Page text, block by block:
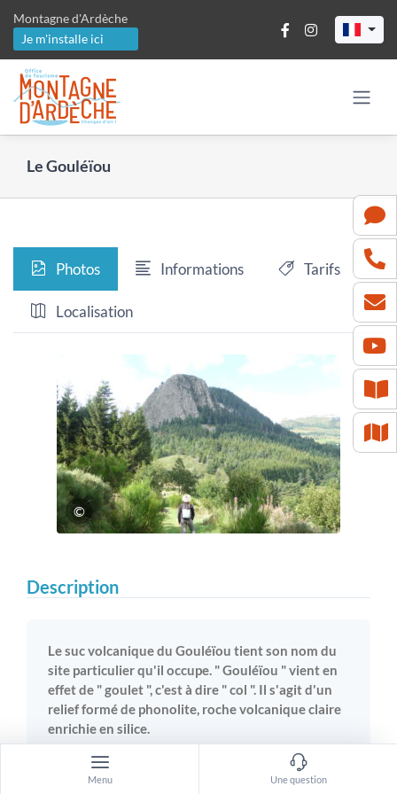
contenu
Montagne d'Ardèche
Je m'installe ici
Le Gouléïou
Photos Informations Tarifs
Localisation
©
Description
Le suc volcanique du Gouléïou tient son nom du
site particulier qu'il occupe. " Gouléïou " vient en
effet de " goulet ", c'est à dire " col ". Il s'agit d'un
relief formé de phonolite, roche volcanique claire
enrichie en silice.
Menu Une question